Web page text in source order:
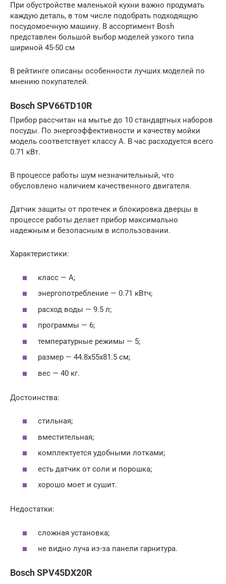
При обустройстве маленькой кухни важно продумать
каждую деталь, в том числе подобрать подходящую
посудомоечную машину. В ассортимент Bosh
представлен большой выбор моделей узкого типа
шириной 45-50 см
В рейтинге описаны особенности лучших моделей по
мнению покупателей.
Bosch SPV66TD10R
Прибор рассчитан на мытье до 10 стандартных наборов
посуды. По энергоэффективности и качеству мойки
модель соответствует классу А. В час расходуется всего
0.71 кВт.
В процессе работы шум незначительный, что
обусловлено наличием качественного двигателя.
Датчик защиты от протечек и блокировка дверцы в
процессе работы делает прибор максимально
надежным и безопасным в использовании.
Характеристики:
класс — А;
энергопотребление — 0.71 кВтч;
расход воды — 9.5 л;
программы — 6;
температурные режимы — 5;
размер — 44.8x55x81.5 см;
вес — 40 кг.
Достоинства:
стильная;
вместительная;
комплектуется удобными лотками;
есть датчик от соли и порошка;
хорошо моет и сушит.
Недостатки:
сложная установка;
не видно луча из-за панели гарнитура.
Bosch SPV45DX20R